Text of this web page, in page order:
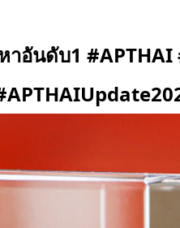
าอันดับ1 #APTHAI